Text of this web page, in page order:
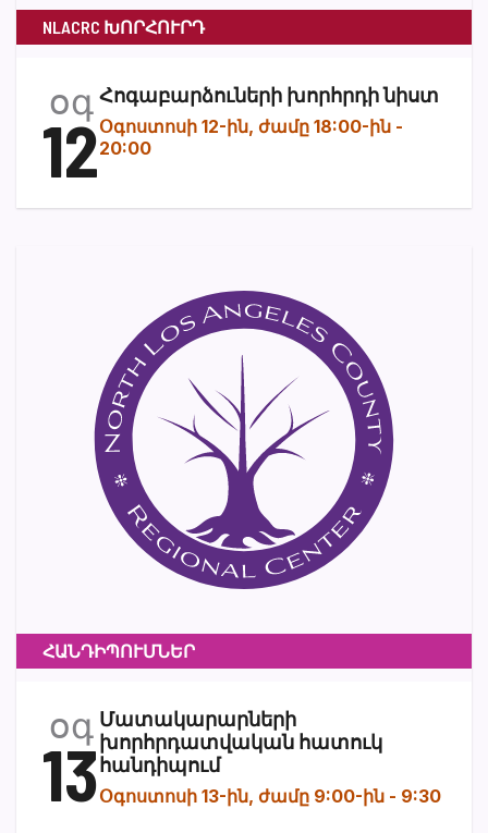
NLACRC ԽՈՐՀՈՒՐԴ
օգ
12
Հոգաբարձուների խորհրդի նիստ
Օգոստոսի 12-ին, ժամը 18:00-ին -
20:00
ՀԱՆԴԻՊՈՒՄՆԵՐ
օգ
13
Մատակարարների
խորհրդատվական հատուկ
հանդիպում
Օգոստոսի 13-ին, ժամը 9:00-ին - 9:30